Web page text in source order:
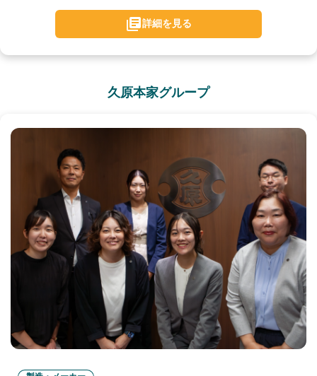
詳細を見る
久原本家グループ